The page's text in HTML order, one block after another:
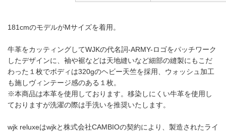
181cmのモデルがMサイズを着用。
牛革をカッティングしてWJKの代名詞-ARMY-ロゴをパッチワーク
したデザインに、袖や裾などは天地縫いなど細部の縫製にもこだ
わった１枚でボディは320gのヘビー天竺を採用、ウォッシュ加工
も施しヴィンテージ感のある１枚。
※本商品は本革を使用しております。移染しにくい牛革を使用し
ておりますが洗濯の際は手洗いを推奨いたします。
wjk reluxeはwjkと株式会社CAMBIOの契約により、製造されたライ